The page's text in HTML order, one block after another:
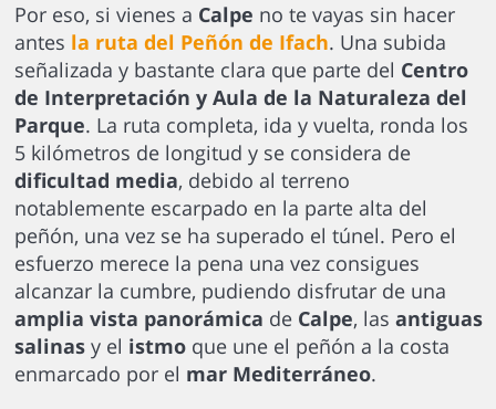
Por eso, si vienes a Calpe no te vayas sin hacer
antes la ruta del Peñón de Ifach. Una subida
señalizada y bastante clara que parte del Centro
de Interpretación y Aula de la Naturaleza del
Parque. La ruta completa, ida y vuelta, ronda los
5 kilómetros de longitud y se considera de
dificultad media, debido al terreno
notablemente escarpado en la parte alta del
peñón, una vez se ha superado el túnel. Pero el
esfuerzo merece la pena una vez consigues
alcanzar la cumbre, pudiendo disfrutar de una
amplia vista panorámica de Calpe, las antiguas
salinasy el istmo que une el peñón a la costa
enmarcado por el mar Mediterráneo.